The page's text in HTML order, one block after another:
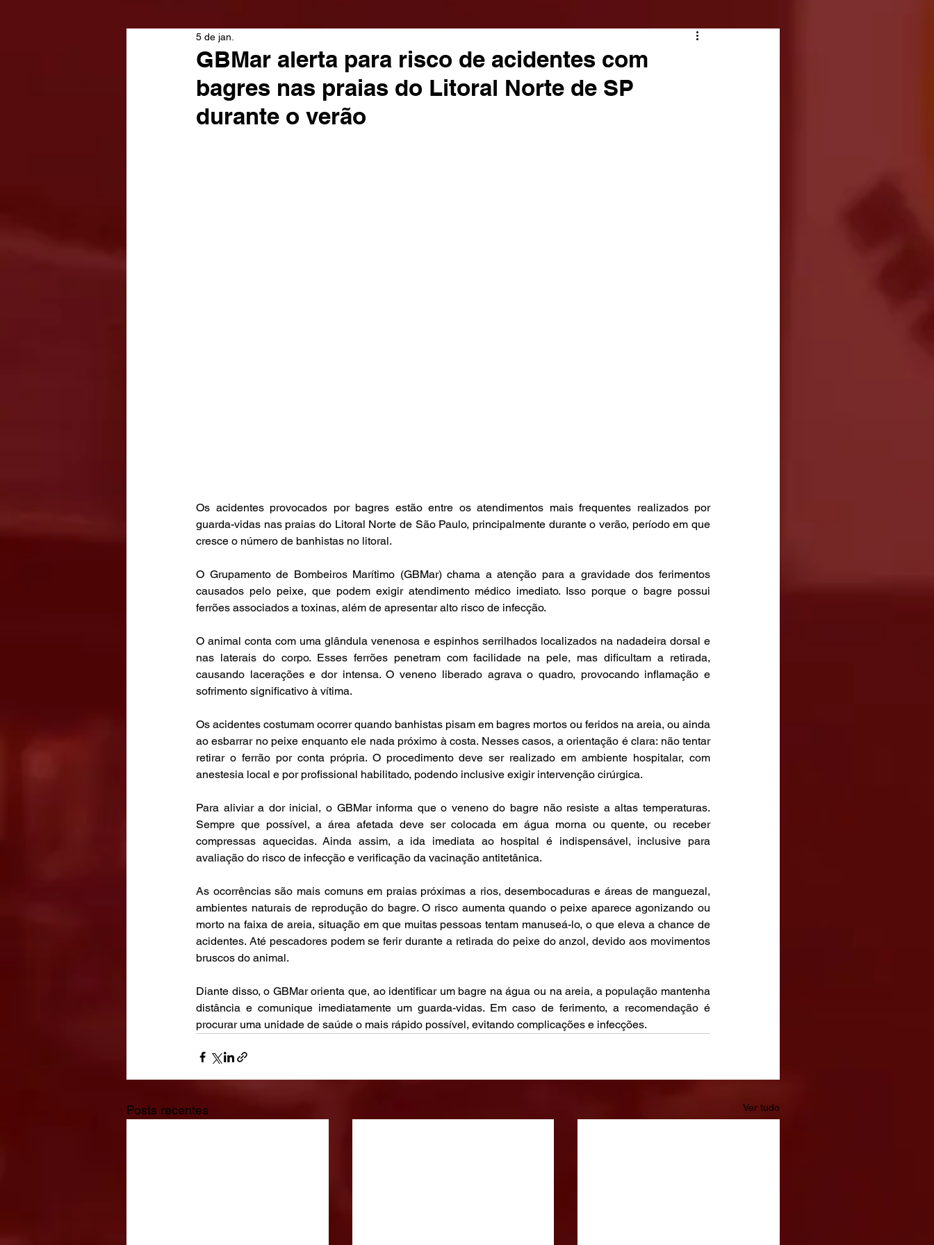
GBMar alerta para risco de acidentes com
bagres nas praias do Litoral Norte de SP
durante o verão
5 de jan.
Os acidentes provocados por bagres estão entre os atendimentos mais frequentes realizados por
guarda-vidas nas praias do Litoral Norte de São Paulo, principalmente durante o verão, período em que
cresce o número de banhistas no litoral.
O Grupamento de Bombeiros Marítimo (GBMar) chama a atenção para a gravidade dos ferimentos
causados pelo peixe, que podem exigir atendimento médico imediato. Isso porque o bagre possui
ferrões associados a toxinas, além de apresentar alto risco de infecção.
O animal conta com uma glândula venenosa e espinhos serrilhados localizados na nadadeira dorsal e
nas laterais do corpo. Esses ferrões penetram com facilidade na pele, mas dificultam a retirada,
causando lacerações e dor intensa. O veneno liberado agrava o quadro, provocando inflamação e
sofrimento significativo à vítima.
Os acidentes costumam ocorrer quando banhistas pisam em bagres mortos ou feridos na areia, ou ainda
ao esbarrar no peixe enquanto ele nada próximo à costa. Nesses casos, a orientação é clara: não tentar
retirar o ferrão por conta própria. O procedimento deve ser realizado em ambiente hospitalar, com
anestesia local e por profissional habilitado, podendo inclusive exigir intervenção cirúrgica.
Para aliviar a dor inicial, o GBMar informa que o veneno do bagre não resiste a altas temperaturas.
Sempre que possível, a área afetada deve ser colocada em água morna ou quente, ou receber
compressas aquecidas. Ainda assim, a ida imediata ao hospital é indispensável, inclusive para
avaliação do risco de infecção e verificação da vacinação antitetânica.
As ocorrências são mais comuns em praias próximas a rios, desembocaduras e áreas de manguezal,
ambientes naturais de reprodução do bagre. O risco aumenta quando o peixe aparece agonizando ou
morto na faixa de areia, situação em que muitas pessoas tentam manuseá-lo, o que eleva a chance de
acidentes. Até pescadores podem se ferir durante a retirada do peixe do anzol, devido aos movimentos
bruscos do animal.
Diante disso, o GBMar orienta que, ao identificar um bagre na água ou na areia, a população mantenha
distância e comunique imediatamente um guarda-vidas. Em caso de ferimento, a recomendação é
procurar uma unidade de saúde o mais rápido possível, evitando complicações e infecções.
Posts recentes Ver tudo